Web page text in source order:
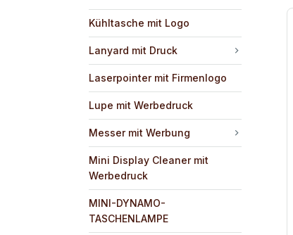
Kühltasche mit Logo
Lanyard mit Druck
Laserpointer mit Firmenlogo
Lupe mit Werbedruck
Messer mit Werbung
Mini Display Cleaner mit
Werbedruck
MINI-DYNAMO-
TASCHENLAMPE